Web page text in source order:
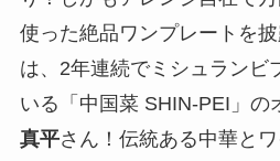
使った絶品ワンプレートを
は、2年連続でミシュランビ
いる「中国菜 SHIN-PEI」の
真平さん！伝統ある中華と